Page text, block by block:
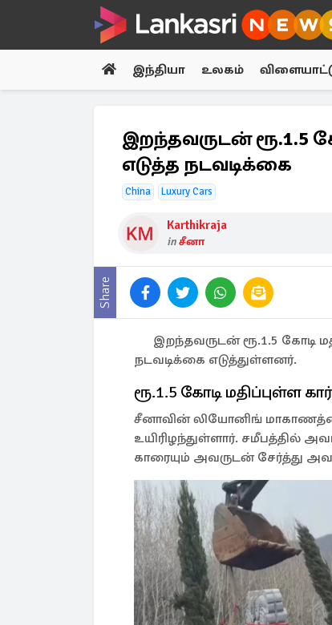
இந்தியா உலகம்
இறந்தவருடன் ரூ.1.5
எடுத்த நடவடிக்கை
China Luxury Cars
Karthikraja
inசீனா
Share
இறந்தவருடன் ரூ.1.5 கோடி
நடவடிக்கை எடுத்துள்ளனர்.
ரூ.1.5 கோடி மதிப்புள்ள
சீனாவின் லியோனிங்
உயிரிழந்துள்ளார். சமீபத்தில்
காரையும் அவருடன் சேர்த்து